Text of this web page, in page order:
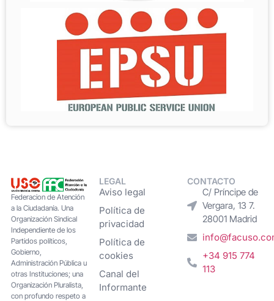
Federacion de Atención
a la Ciudadanía. Una
Organización Sindical
Independiente de los
Partidos políticos,
Gobierno,
Administración Pública u
otras Instituciones; una
Organización Pluralista,
con profundo respeto a
LEGAL
Aviso legal
Política de
privacidad
Política de
cookies
Canal del
Informante
CONTACTO
C/ Príncipe de
Vergara, 13 7.
28001 Madrid
+34 915 774
113